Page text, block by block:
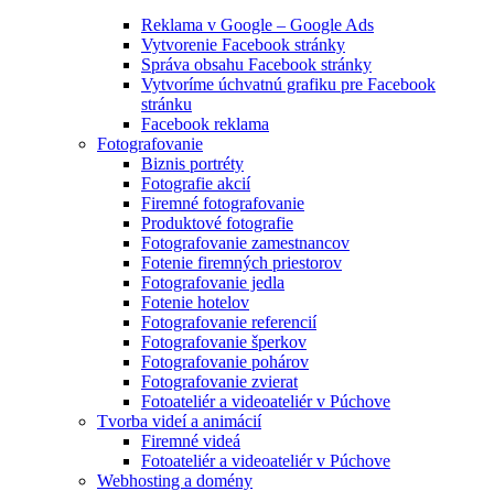
Reklama v Google – Google Ads
Vytvorenie Facebook stránky
Správa obsahu Facebook stránky
Vytvoríme úchvatnú grafiku pre Facebook
stránku
Facebook reklama
Fotografovanie
Biznis portréty
Fotografie akcií
Firemné fotografovanie
Produktové fotografie
Fotografovanie zamestnancov
Fotenie firemných priestorov
Fotografovanie jedla
Fotenie hotelov
Fotografovanie referencií
Fotografovanie šperkov
Fotografovanie pohárov
Fotografovanie zvierat
Fotoateliér a videoateliér v Púchove
Tvorba videí a animácií
Firemné videá
Fotoateliér a videoateliér v Púchove
Webhosting a domény